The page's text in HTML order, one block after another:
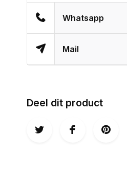
Whatsapp
Mail
Deel dit product